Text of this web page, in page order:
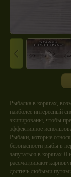
Рыбалка в корягах,
наиболее интересный
экипированы, чтобы
эффективное
Рыбаки, которые
безопасности рыбы в
запутаться в
рассматривают
достичь любыми